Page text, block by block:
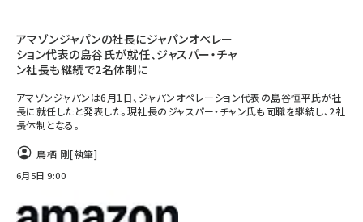
アマゾンジャパンの社長にジャパンオペレー
ション代表の島谷氏が就任、ジャスパー・チャ
ン社長も継続で2名体制に
アマゾンジャパンは6月1日、ジャパンオペレーション代表の島谷恒平氏が社
長に就任したと発表した。現社長のジャスパー・チャン氏も同職を継続し、2社
長体制となる。
鳥栖 剛[執筆]
6月5日 9:00